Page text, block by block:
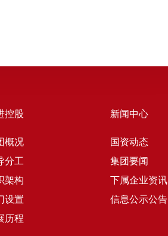
控股
概况
分工
架构
设置
历程
新闻中心
国资动态
集团要闻
下属企业资讯
信息公示公告